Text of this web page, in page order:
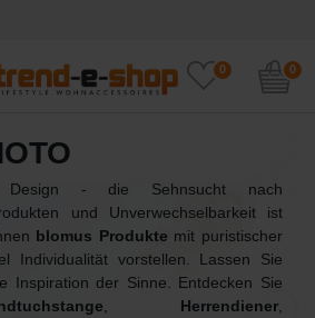
0 0
Design - die Sehnsucht nach
und Unverwechselbarkeit ist
blomus Produkte mit puristischer
Individualität vorstellen. Lassen Sie
Inspiration der Sinne. Entdecken Sie
Herrendiener